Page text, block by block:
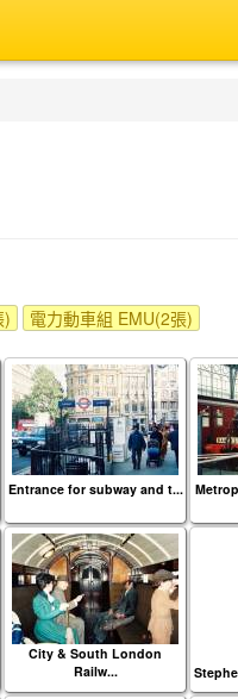
)
電力動車組 EMU(2張)
Entrance for subway and t...
City & South London
Railw...